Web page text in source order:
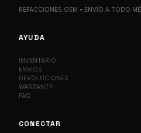
REFACCIONES OEM • ENVÍO A TODO
AYUDA
INVENTARIO
ENVÍOS
DEVOLUCIONES
WARRANTY
FAQ
CONECTAR